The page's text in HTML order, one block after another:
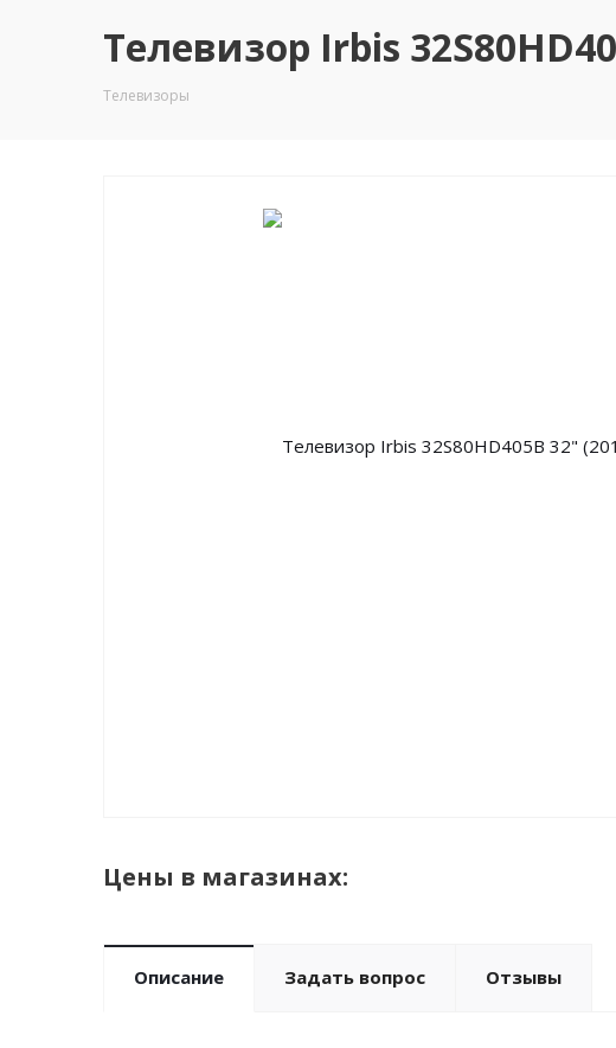
Телевизор Irbis
Телевизоры
Цены в магазинах:
Описание Задать вопрос Отзывы